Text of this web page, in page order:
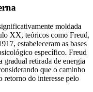
moldada
XX, teóricos como Freud,
estabeleceram as bases
específico. Freud
gradual retirada de energia
que o caminho
retorno do interesse pelo